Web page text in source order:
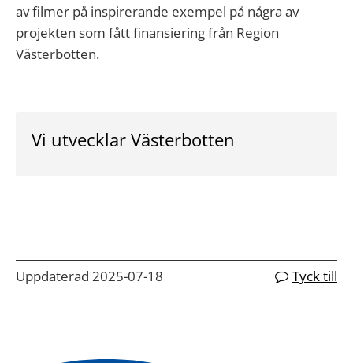
av filmer på inspirerande exempel på några av
projekten som fått finansiering från Region
Västerbotten.
Vi utvecklar Västerbotten
Uppdaterad 2025-07-18 Tyck till